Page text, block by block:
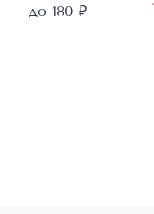
цена
цена:
до 180 ₽